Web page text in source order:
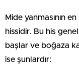
Mide yanmasının
hissidir. Bu his
başlar ve boğaza
ise şunlardır: